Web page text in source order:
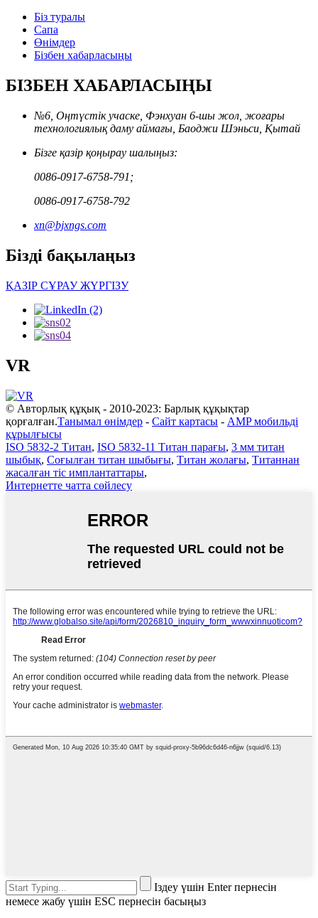
Біз туралы
Сапа
Өнімдер
Бізбен хабарласыңы
БІЗБЕН ХАБАРЛАСЫҢЫ
№6, Оңтүстік учаске, Фэнхуан 6-шы жол, жоғары
технологиялық даму аймағы, Баоджи Шэньси, Қытай
Бізге қазір қоңырау шалыңыз:
0086-0917-6758-791;
0086-0917-6758-792
xn@bjxngs.com
Бізді бақылаңыз
ҚАЗІР СҰРАУ ЖҮРГІЗУ
VR
© Авторлық құқық - 2010-2023: Барлық құқықтар
қорғалған.Танымал өнімдер - Сайт картасы - AMP мобильді
құрылғысы
ISO 5832-2 Титан, ISO 5832-11 Титан парағы, 3 мм титан
шыбық, Соғылған титан шыбығы, Титан жолағы, Титаннан
жасалған тіс имплантаттары,
Интернетте чатта сөйлесу
Іздеу үшін Enter пернесін
немесе жабу үшін ESC пернесін басыңыз